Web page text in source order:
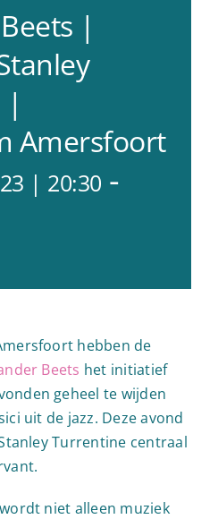
|
|
Amersfoort
| 20:30 -
hebben de
Beets het initiatief
geheel te wijden
uit de jazz. Deze avond
Turrentine centraal
niet alleen muziek